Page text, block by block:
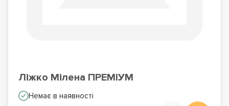
Ліжко Мілена ПРЕМІУМ
Немає в наявності